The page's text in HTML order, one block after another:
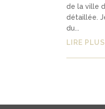
de la ville
détaillée.
du...
LIRE PLUS